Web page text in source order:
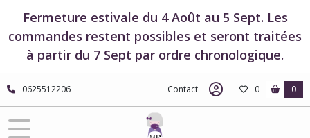
Fermeture estivale du 4 Août au 5 Sept. Les
commandes restent possibles et seront traitées
à partir du 7 Sept par ordre chronologique.
0625512206 Contact 0 0